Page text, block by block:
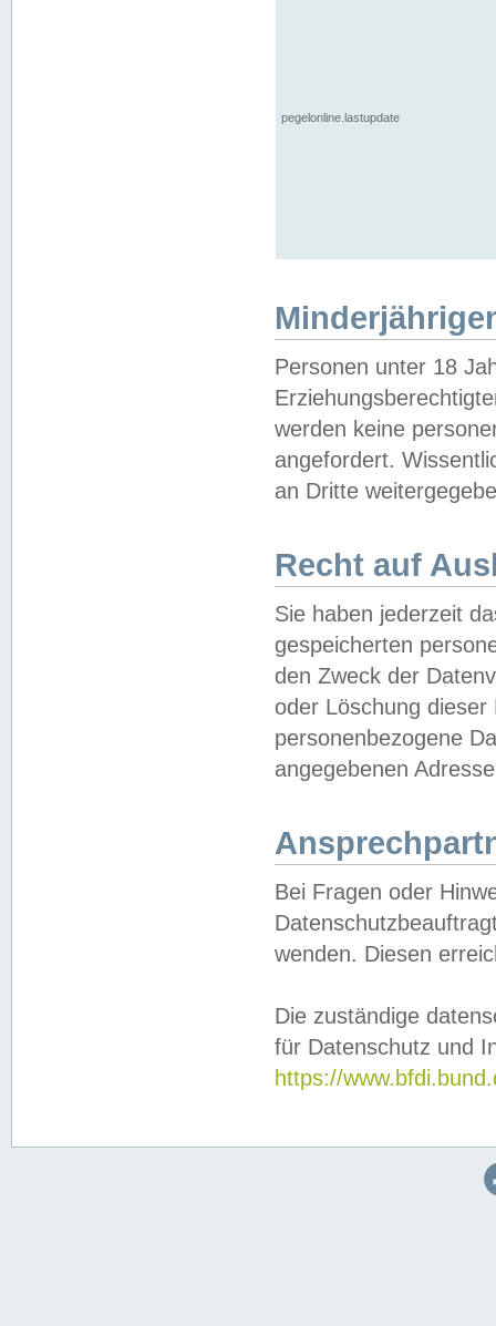
pegelonline.lastupdate
Personen unter 18
werden keine
angefordert.
an Dritte
Recht auf
Sie haben jederzeit
gespeicherten
den Zweck der
oder Löschung
personenbezogene
angegebenen
Bei Fragen oder
wenden. Diesen
Die zuständige
für Datenschutz und
https://